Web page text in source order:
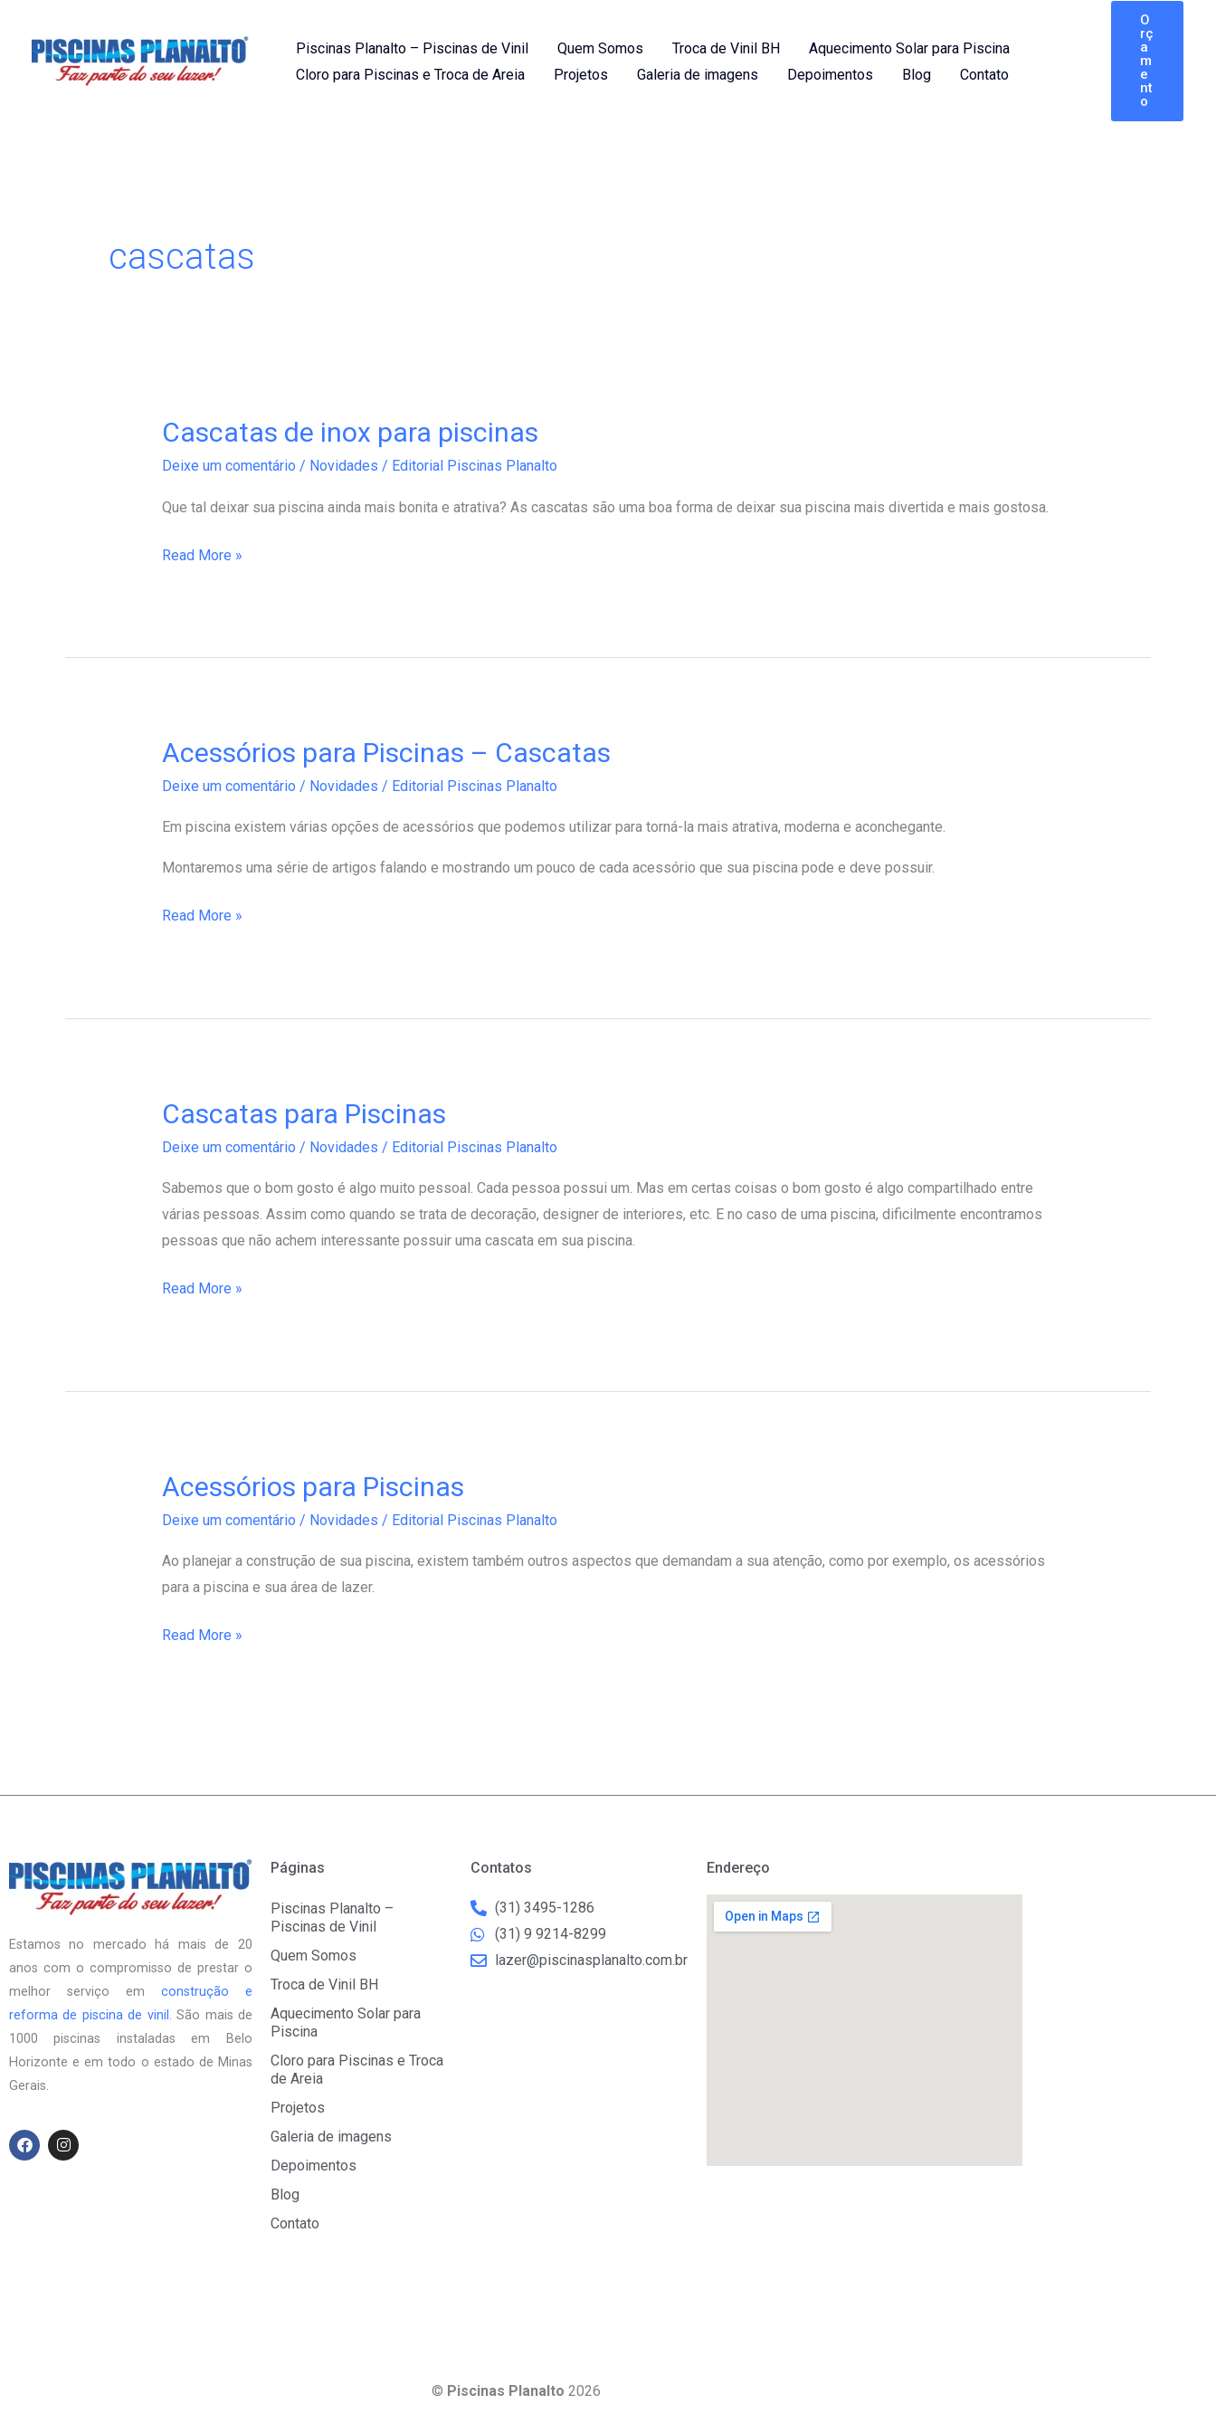
Piscinas Planalto – Piscinas de Vinil Quem Somos Troca de Vinil BH
Aquecimento Solar para Piscina
Cloro para Piscinas e Troca de Areia
Projetos Galeria de imagens Depoimentos Blog Contato
O
rç
a
m
e
nt
o
cascatas
Cascatas de inox para piscinas
Deixe um comentário / Novidades / Editorial Piscinas Planalto
Que tal deixar sua piscina ainda mais bonita e atrativa? As cascatas são uma boa forma de deixar sua piscina mais divertida e mais gostosa.
Cascatas
para
Read More »
Acessórios para Piscinas – Cascatas
Deixe um comentário / Novidades / Editorial Piscinas Planalto
Em piscina existem várias opções de acessórios que podemos utilizar para torná-la mais atrativa, moderna e aconchegante.
Montaremos uma série de artigos falando e mostrando um pouco de cada acessório que sua piscina pode e deve possuir.
Acessórios
–
Read More »
Cascatas para Piscinas
Deixe um comentário / Novidades / Editorial Piscinas Planalto
Sabemos que o bom gosto é algo muito pessoal. Cada pessoa possui um. Mas em certas coisas o bom gosto é algo compartilhado entre
várias pessoas. Assim como quando se trata de decoração, designer de interiores, etc. E no caso de uma piscina, dificilmente encontramos
pessoas que não achem interessante possuir uma cascata em sua piscina.
Cascatas
Read More »
Acessórios para Piscinas
Deixe um comentário / Novidades / Editorial Piscinas Planalto
Ao planejar a construção de sua piscina, existem também outros aspectos que demandam a sua atenção, como por exemplo, os acessórios
para a piscina e sua área de lazer.
Acessórios
Read More »
Estamos no mercado há mais de 20
anos com o compromisso de prestar o
melhor serviço em construção e
reforma de piscina de vinil . São mais de
1000 piscinas instaladas em Belo
Horizonte e em todo o estado de Minas
Gerais.
F
a
c
I
n
s
Páginas
Piscinas Planalto –
Piscinas de Vinil
Quem Somos
Troca de Vinil BH
Aquecimento Solar para
Piscina
Cloro para Piscinas e Troca
de Areia
Projetos
Galeria de imagens
Depoimentos
Blog
Contato
Contatos
(31) 3495-1286
(31) 9 9214-8299
lazer@piscinasplanalto.com.br
Endereço
© Piscinas Planalto 2026